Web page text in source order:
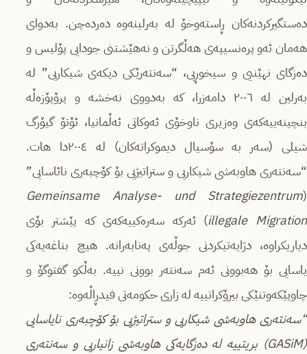
دەستگیركردنەكان ڕاستەوخۆ لە بەرلینەوە دەردەچن. بەدوای
هەمان ئەو پرەنسیپەى هەڵگرتن و نەهێشتنی جودایی پۆلیس و
دەزگای نهێنیی و سیخوڕیی، “سەنتەرێكی دیكەى شیكاریی” لە
بەرلین لە ٢٠٠٦ دامەزرا، كە بەدووی نەخشە و پرۆپۆزەڵە
بنچینەییەكەى وەزیری ناوخۆی ئەوكاتی ئەڵمانیا، ئۆتۆ گیۆرگ
شیلی (سەر بە سۆسیال دیموكراتەكان) لە ٢٠٠٤دا هات.
“سەنتەری هاوبەشی شیكاریی و ستراتیژیی بۆ كۆچبەری نائاسایی”
(
Gemeinsame Analyse- und Strategiezentrum
illegale Migration) ئەركە سەرەكییەكەى كە پێشتر بۆی
دیاریكراوە، دژایەتیكردنی جوڵەى پەنابەرانە. هیچ بناغەیەكی
یاسایی بۆ هەبوونی ئەم سەنتەر بوونی نییە. بەڵكو گفتوگۆ و
چاوپێكەوتنێكی بیرۆكراتییە لە زاری حكومەتی فیدڕاڵەوە:
“سەنتەری هاوبەشی شیكاریی و ستراتیژیی بۆ كۆچبەری نایاسایی
(
GASiM) بریتییە لە دەزگایەكی هاوبەشی زانیاریی و سەنتەری